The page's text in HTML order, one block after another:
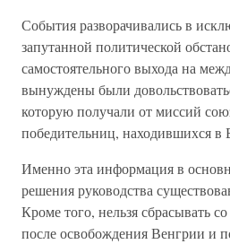
События разворачивались в
запутанной политической
самостоятельного выхода на
вынуждены были
которую получали от миссий
победительниц, находившихся в
Именно эта информация в
решения руководства
Кроме того, нельзя сбрасывать
после освобождения Венгрии и